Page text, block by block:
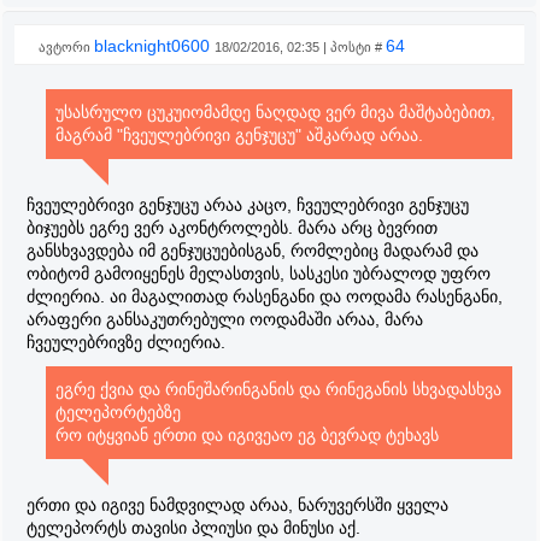
ავტორი blacknight0600 18/02/2016, 02:35 | პოსტი # 64
უსასრულო ცუკუიომამდე ნაღდად ვერ მივა მაშტაბებით,
მაგრამ "ჩვეულებრივი გენჯუცუ" აშკარად არაა.
ჩვეულებრივი გენჯუცუ არაა კაცო, ჩვეულებრივი გენჯუცუ
ბიჯუებს ეგრე ვერ აკონტროლებს. მარა არც ბევრით
განსხვავდება იმ გენჯუცუებისგან, რომლებიც მადარამ და
ობიტომ გამოიყენეს მელასთვის, სასკესი უბრალოდ უფრო
ძლიერია. აი მაგალითად რასენგანი და ოოდამა რასენგანი,
არაფერი განსაკუთრებული ოოდამაში არაა, მარა
ჩვეულებრივზე ძლიერია.
ეგრე ქვია და რინეშარინგანის და რინეგანის სხვადასხვა
ტელეპორტებზე
რო იტყვიან ერთი და იგივეაო ეგ ბევრად ტეხავს
ერთი და იგივე ნამდვილად არაა, ნარუვერსში ყველა
ტელეპორტს თავისი პლიუსი და მინუსი აქ.